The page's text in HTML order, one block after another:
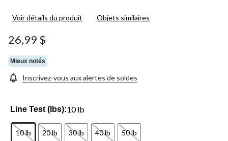
Voir détails du produit Objets similaires
26,99 $
Mieux notés
Inscrivez-vous aux alertes de soldes
Line Test (lbs):10 lb
10 lb 20 lb 30 lb 40 lb 50 lb